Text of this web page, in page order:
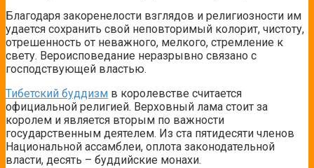
Благодаря закоренелости взглядов и религиозности им
удается сохранить свой неповторимый колорит, чистоту,
отрешенность от неважного, мелкого, стремление к
свету. Вероисповедание неразрывно связано с
господствующей властью.
Тибетский буддизм в королевстве считается
официальной религией. Верховный лама стоит за
королем и является вторым по важности
государственным деятелем. Из ста пятидесяти членов
Национальной ассамблеи, оплота законодательной
власти, десять – буддийские монахи.